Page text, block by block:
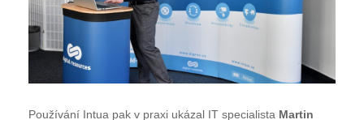
Používání Intua pak v praxi ukázal IT specialista Martin